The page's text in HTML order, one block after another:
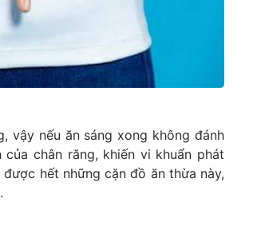
vậy nếu ăn sáng xong không đánh
chân răng, khiến vi khuẩn phát
hết những cặn đồ ăn thừa này,